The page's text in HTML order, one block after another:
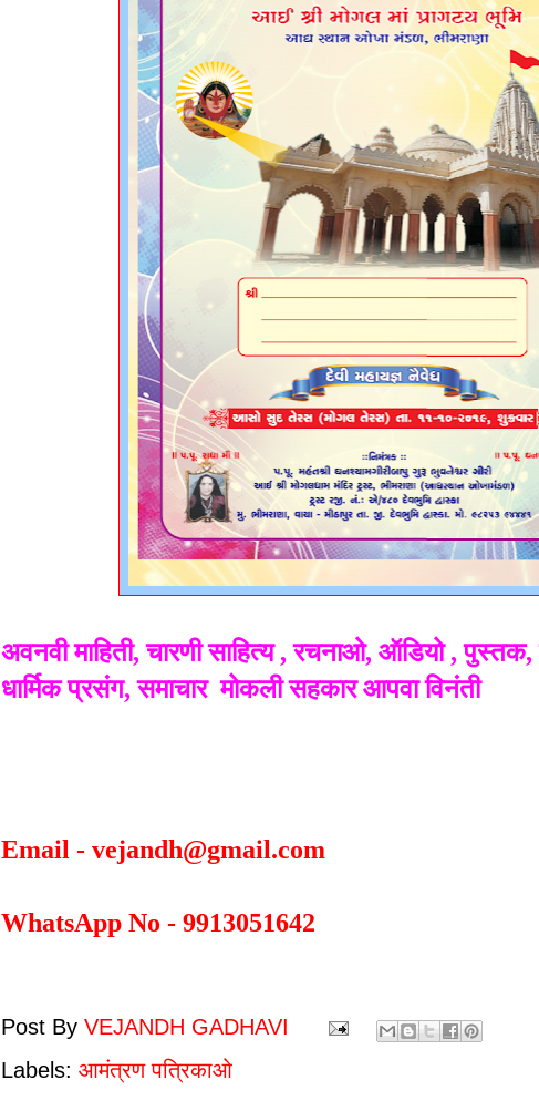
अवनवी माहिती, चारणी साहित्य , रचनाओ, ऑडियो ,
धार्मिक प्रसंग, समाचार मोकली सहकार आपवा विनंती
Email - vejandh@gmail.com
WhatsApp No - 9913051642
Post By VEJANDH GADHAVI
Labels: आमंत्रण पत्रिकाओ